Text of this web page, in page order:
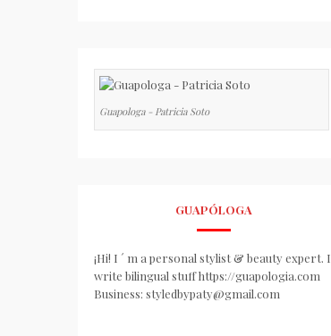
Guapologa - Patricia Soto
GUAPÓLOGA
¡Hi! I ´ m a personal stylist & beauty expert. I
write bilingual stuff https://guapologia.com
Business: styledbypaty@gmail.com